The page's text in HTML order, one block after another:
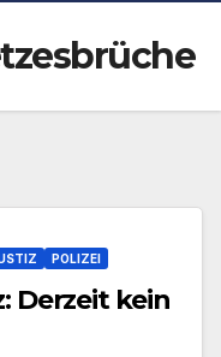
POLIZEI
Derzeit kein